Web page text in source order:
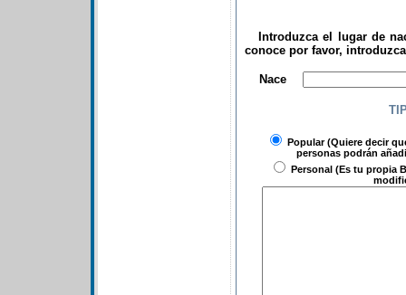
Introduzca el lugar de
conoce por favor,
Nace
Popular(Quiere decir
personas podrán
Personal (Es tu propia